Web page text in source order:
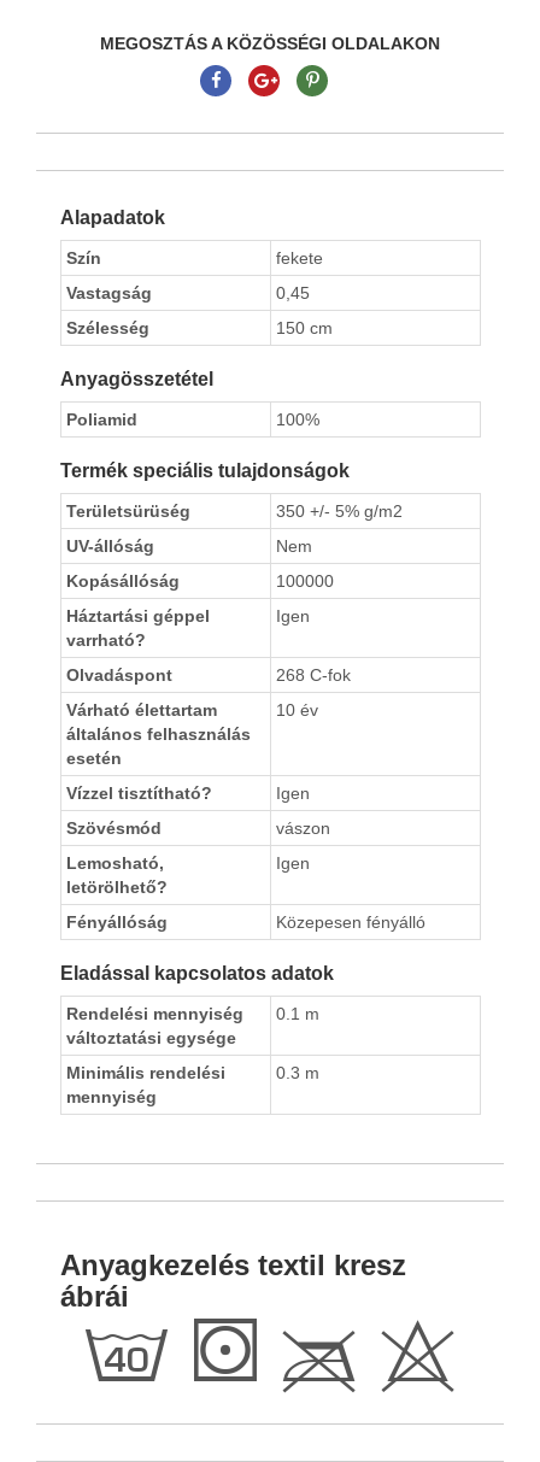
MEGOSZTÁS A KÖZÖSSÉGI OLDALAKON
Alapadatok
Szín
fekete
Vastagság
0,45
Szélesség
150 cm
Anyagösszetétel
Poliamid 100%
Termék speciális tulajdonságok
Területsürüség
350 +/- 5% g/m2
UV-állóság
Nem
Kopásállóság
100000
Háztartási géppel
varrható?
Igen
Olvadáspont
268 C-fok
Várható élettartam
általános felhasználás
esetén
10 év
Vízzel tisztítható?
Igen
Szövésmód
vászon
Lemosható,
letörölhető?
Igen
Fényállóság Közepesen fényálló
Eladással kapcsolatos adatok
Rendelési mennyiség
változtatási egysége
0.1 m
Minimális rendelési
mennyiség
0.3 m
Anyagkezelés textil kresz
ábrái
h S C H